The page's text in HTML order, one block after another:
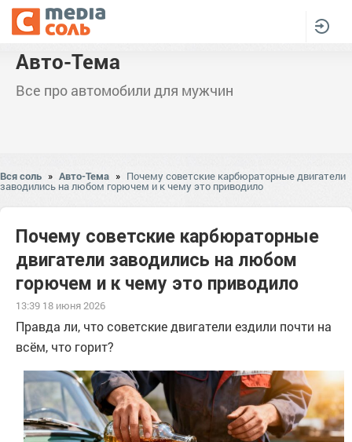
Авто-Тема
Все про автомобили для мужчин
Вся соль » Авто-Тема » Почему советские карбюраторные двигатели
заводились на любом горючем и к чему это приводило
Почему советские карбюраторные
двигатели заводились на любом
горючем и к чему это приводило
13:39 18 июня 2026
Правда ли, что советские двигатели ездили почти на
всём, что горит?